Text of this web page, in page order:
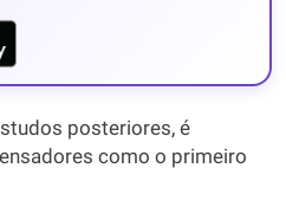
posteriores, é
como o primeiro